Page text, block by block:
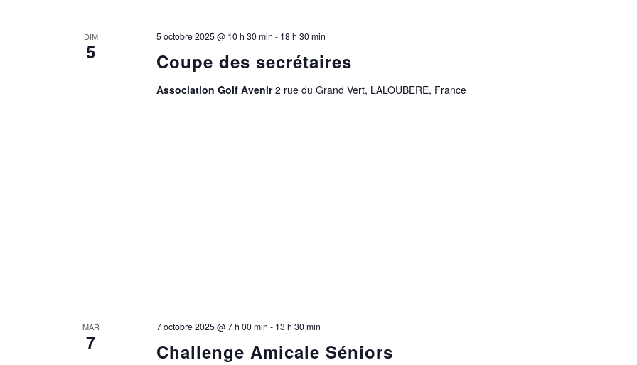
DIM
5 Coupe des secrétaires
5 octobre 2025 @ 10 h 30 min - 18 h 30 min
Association Golf Avenir2 rue du Grand Vert, LALOUBERE, France
MAR
7 Challenge Amicale Séniors
7 octobre 2025 @ 7 h 00 min - 13 h 30 min